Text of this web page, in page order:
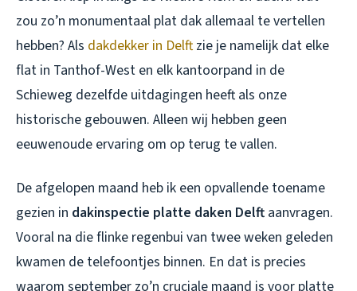
zou zo’n monumentaal plat dak allemaal te vertellen
hebben? Als dakdekker in Delftzie je namelijk dat elke
flat in Tanthof-West en elk kantoorpand in de
Schieweg dezelfde uitdagingen heeft als onze
historische gebouwen. Alleen wij hebben geen
eeuwenoude ervaring om op terug te vallen.
De afgelopen maand heb ik een opvallende toename
gezien in dakinspectie platte daken Delft aanvragen.
Vooral na die flinke regenbui van twee weken geleden
kwamen de telefoontjes binnen. En dat is precies
waarom september zo’n cruciale maand is voor platte